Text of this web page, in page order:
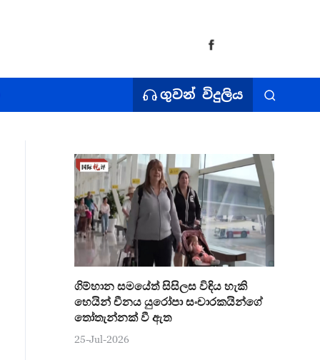
ගුවන් විදුලිය
ගිම්හාන සමයේත් සිසිලස විඳිය හැකි
හෙයින් චීනය යුරෝපා සංචාරකයින්ගේ
තෝතැන්නක් වී ඇත
25-Jul-2026